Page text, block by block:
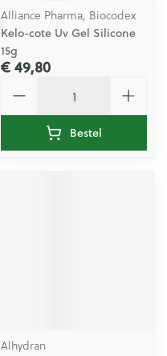
Alliance Pharma, Biocodex
Kelo-cote Uv Gel Silicone
15g
€ 49,80
Bestel
Alhydran